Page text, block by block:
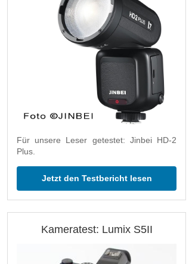
Für unsere Leser getestet: Jinbei HD-2
Plus.
Jetzt den Testbericht lesen
Kameratest: Lumix S5II